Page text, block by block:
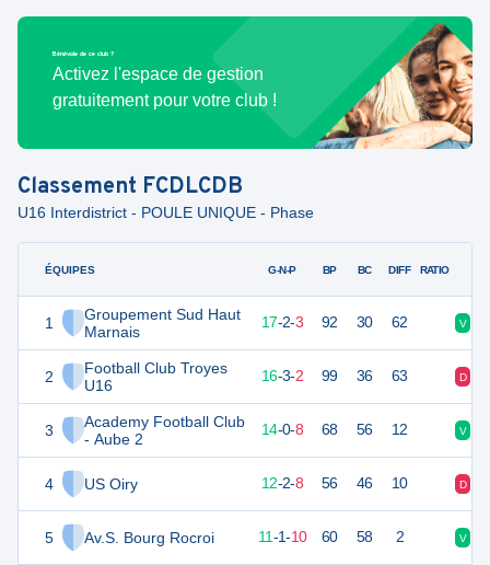
Bénévole de ce club ?
Activez l'espace de gestion
gratuitement pour votre club !
Classement FCDLCDB
U16 Interdistrict - POULE UNIQUE - Phase
ÉQUIPES
1
Groupement Sud Haut
Marnais
2
Football Club Troyes
U16
3
Academy Football Club
- Aube 2
4 US Oiry
5 Av.S. Bourg Rocroi
G-N-P BP BC DIFF RATIO
53 22 17-2-3 92 30 62 V
50 21 16-3-2 99 36 63 D
42 22 14-0-8 68 56 12 V
12-2-8 56 46 10 D
34 11-1-10 60 58 2 V